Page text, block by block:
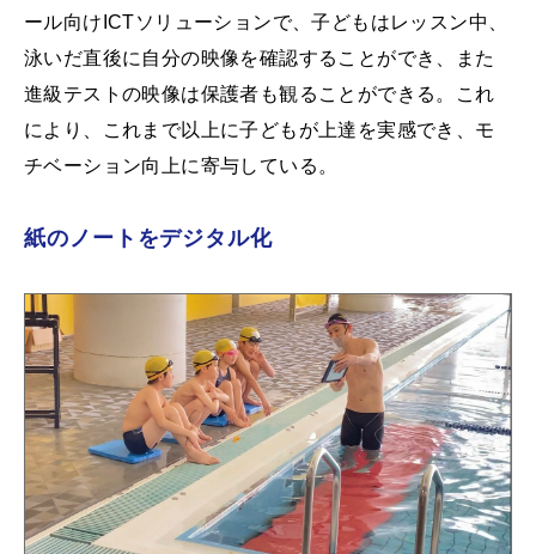
ール向けICTソリューションで、子どもはレッスン中、
泳いだ直後に自分の映像を確認することができ、また
進級テストの映像は保護者も観ることができる。これ
により、これまで以上に子どもが上達を実感でき、モ
チベーション向上に寄与している。
紙のノートをデジタル化